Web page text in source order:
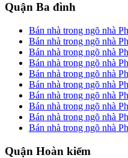
Quận Ba đình
Bán nhà trong ngõ nhà
Bán nhà trong ngõ nhà
Bán nhà trong ngõ nhà
Bán nhà trong ngõ nhà
Bán nhà trong ngõ nhà
Bán nhà trong ngõ nhà
Bán nhà trong ngõ nhà
Bán nhà trong ngõ nhà
Bán nhà trong ngõ nhà
Bán nhà trong ngõ nhà
Quận Hoàn kiếm